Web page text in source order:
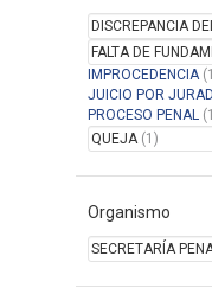
DISCREPANCIA
FALTA DE
IMPROCEDENCIA
JUICIO POR
PROCESO PENAL
QUEJA(1)
Organismo
SECRETARÍA